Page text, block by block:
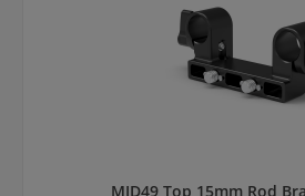
MID49 Top 15mm Rod